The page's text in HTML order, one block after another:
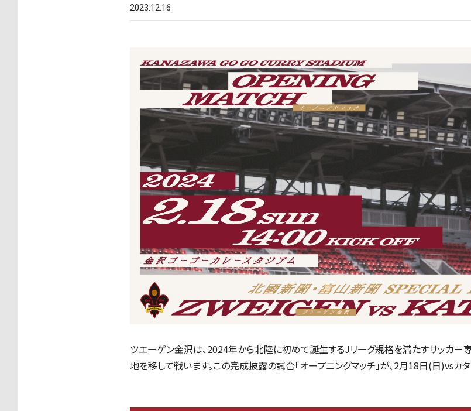
2023.12.16
ツエーゲン金沢は、2024年から北陸に初めて誕生するJリーグ規格を満たすサッカー
地を移して戦います。この完成披露の試合「オープニングマッチ」が、2月18日(日)vsカ